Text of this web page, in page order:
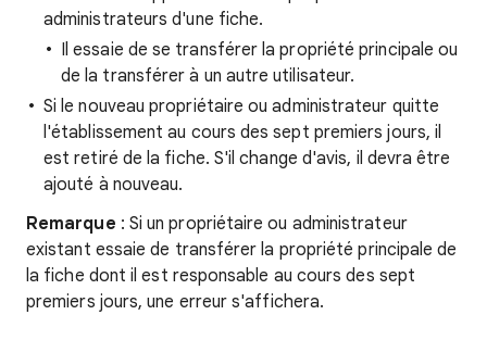
administrateurs d'une fiche.
Il essaie de se transférer la propriété principale ou
de la transférer à un autre utilisateur.
Si le nouveau propriétaire ou administrateur quitte
l'établissement au cours des sept premiers jours, il
est retiré de la fiche. S'il change d'avis, il devra être
ajouté à nouveau.
Remarque : Si un propriétaire ou administrateur
existant essaie de transférer la propriété principale de
la fiche dont il est responsable au cours des sept
premiers jours, une erreur s'affichera.